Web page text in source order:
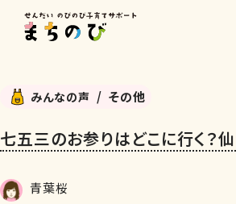
みんなの声 その他
七五三のお参りはどこに行く？
青葉桜